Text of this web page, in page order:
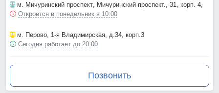
м. Мичуринский проспект, Мичуринский проспект., 31, корп. 4,
Откроется в понедельник в 10:00
м. Перово, 1-я Владимирская, д.34, корп.3
Сегодня работает до 20:00
Позвонить